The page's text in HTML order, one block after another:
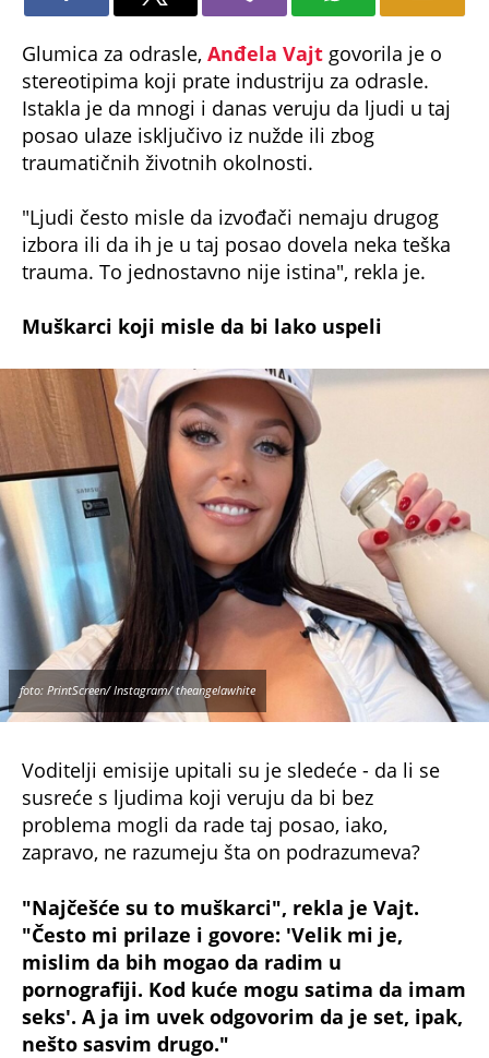
Glumica za odrasle, Anđela Vajt govorila je o
stereotipima koji prate industriju za odrasle.
Istakla je da mnogi i danas veruju da ljudi u taj
posao ulaze isključivo iz nužde ili zbog
traumatičnih životnih okolnosti.
"Ljudi često misle da izvođači nemaju drugog
izbora ili da ih je u taj posao dovela neka teška
trauma. To jednostavno nije istina", rekla je.
Muškarci koji misle da bi lako uspeli
foto: PrintScreen/ Instagram/ theangelawhite
Voditelji emisije upitali su je sledeće - da li se
susreće s ljudima koji veruju da bi bez
problema mogli da rade taj posao, iako,
zapravo, ne razumeju šta on podrazumeva?
"Najčešće su to muškarci", rekla je Vajt.
"Često mi prilaze i govore: 'Velik mi je,
mislim da bih mogao da radim u
pornografiji. Kod kuće mogu satima da imam
seks'. A ja im uvek odgovorim da je set, ipak,
nešto sasvim drugo."